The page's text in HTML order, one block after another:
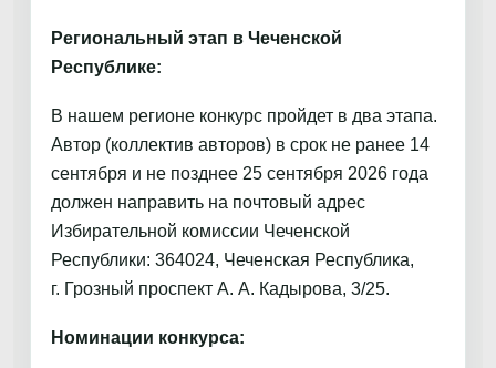
Региональный этап в Чеченской
Республике:
В нашем регионе конкурс пройдет в два этапа.
Автор (коллектив авторов) в срок не ранее 14
сентября и не позднее 25 сентября 2026 года
должен направить на почтовый адрес
Избирательной комиссии Чеченской
Республики: 364024, Чеченская Республика,
г. Грозный проспект А. А. Кадырова, 3/25.
Номинации конкурса: